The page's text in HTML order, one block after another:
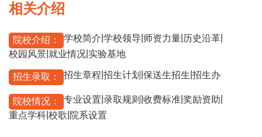
相关介绍
院校介绍： 学校简介 学校领导 师资力量 历史沿革
校园风景 就业情况 实验基地
招生录取： 招生章程 招生计划 保送生招生 招生办
院校情况： 专业设置 录取规则 收费标准 奖励资助
重点学科 校歌 院系设置